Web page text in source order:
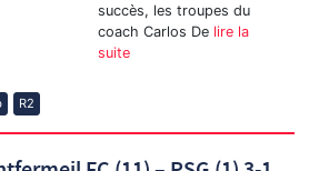
succès, les troupes du
coach Carlos De lire la
suite
R2